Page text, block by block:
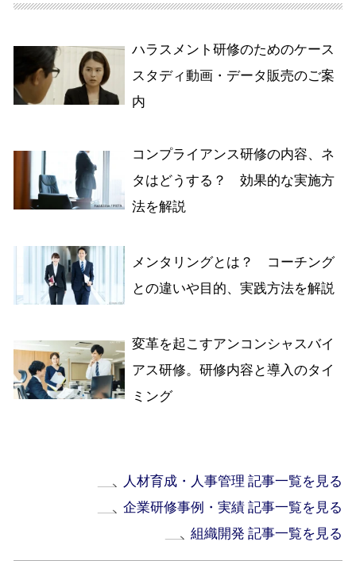
ハラスメント研修のためのケース
スタディ動画・データ販売のご案
内
コンプライアンス研修の内容、ネ
タはどうする？ 効果的な実施方
法を解説
メンタリングとは？ コーチング
との違いや目的、実践方法を解説
変革を起こすアンコンシャスバイ
アス研修。研修内容と導入のタイ
ミング
人材育成・人事管理 記事一覧を見る
企業研修事例・実績 記事一覧を見る
組織開発 記事一覧を見る